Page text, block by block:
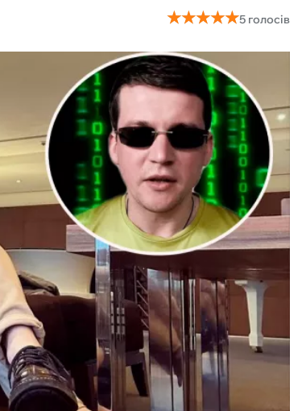
★★★★★
★★★★★5 голосів